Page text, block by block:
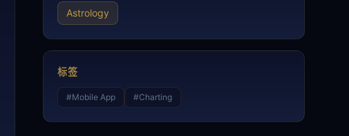
Astrology
标签
#Mobile App #Charting